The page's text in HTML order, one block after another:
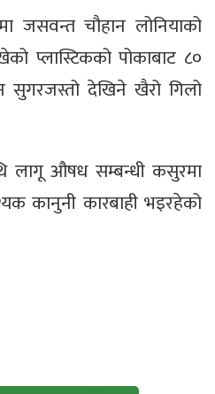
जसवन्त चौहान लोनियाको
प्लास्टिकको पोकाबाट ८०
सुगरजस्तो देखिने खैरो गिलो
लागू औषध सम्बन्धी कसुरमा
कानुनी कारबाही भइरहेको